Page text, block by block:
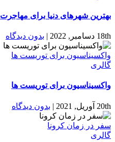
بهترین شهرهای دنیا برای مهاجرت
18th دسامبر, 2022 | بدون دیدگاه
واکسیناسیون برای توریست ها
گالری
واکسیناسیون برای توریست ها
20th آوریل, 2021 | بدون دیدگاه
سفر در زمان کرونا
گالری